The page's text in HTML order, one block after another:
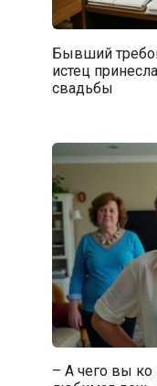
Бывший
истец
свадьбы
– А чего вы